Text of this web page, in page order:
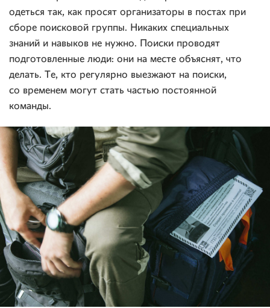
одеться так, как просят организаторы в постах при
сборе поисковой группы. Никаких специальных
знаний и навыков не нужно. Поиски проводят
подготовленные люди: они на месте объяснят, что
делать. Те, кто регулярно выезжают на поиски,
со временем могут стать частью постоянной
команды.